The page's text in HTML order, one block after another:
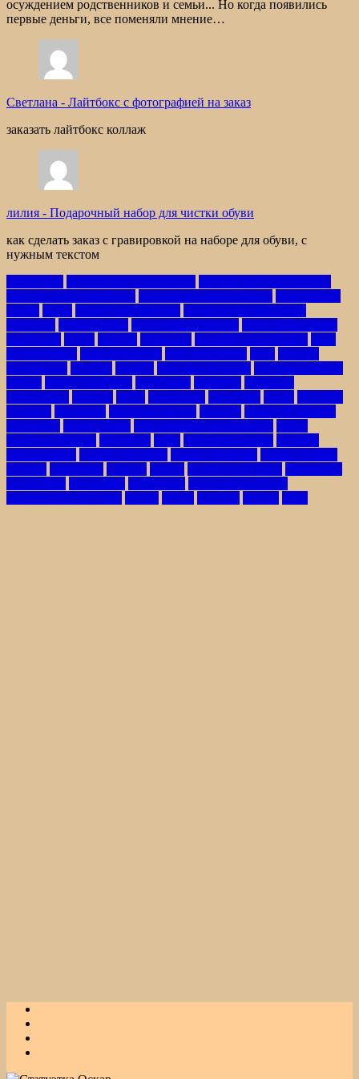
осуждением родственников и семьи... Но когда появились
первые деньги, все поменяли мнение…
Светлана - Лайтбокс с фотографией на заказ
заказать лайтбокс коллаж
лилия - Подарочный набор для чистки обуви
как сделать заказ с гравировкой на наборе для обуви, с
нужным текстом
14февраля английская грамматика английский для бизнеса
английский для работы аудиоуроки английского безопасный
слайм бельё бизнес английский видео по английскому
смотреть влюблённые воздушные шарики воздушные шары
выходной гости девуша девчонки деловой английский
день
влюблённых
день рождение день рождения дети
детское
творчество детство дизайн доставка букетов доставка цветов
друзья игры с слаймом искусство конфеты Лазерная
гравировка любовь люди начальник общество пасха подарки
подарок праздник продажа цветов радость развитие мелкой
моторики развлечения разговорный английский робот
пылесос Леново родители розы сенсорные игры слайм в
образовании слайм для детей слайм обучение слайм своими
руками сувениры счастье счатье Термосы на заказ Термосы с
логотипом тюльпаны увлечение учить английский
самостоятельно дома цветы чулки шарики этикет яица